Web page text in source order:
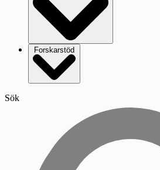
Forskarstöd
Sök